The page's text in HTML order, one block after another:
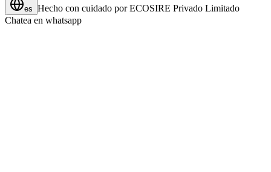
es Hecho con cuidado por ECOSIRE Privado Limitado
Chatea en whatsapp